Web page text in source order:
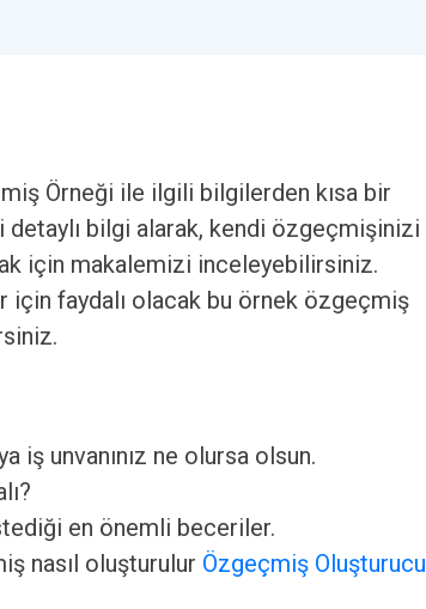
Örneği ile ilgili bilgilerden kısa bir
detaylı bilgi alarak, kendi özgeçmişinizi
için makalemizi inceleyebilirsiniz.
faydalı olacak bu örnek özgeçmiş
iş unvanınız ne olursa olsun.
en önemli beceriler.
nasıl oluşturulur Özgeçmiş Oluşturucu